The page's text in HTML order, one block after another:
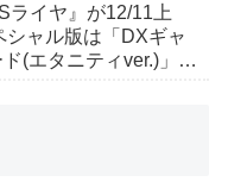
ライヤ』が12/11上
シャル版は「DXギャ
(エタニティver.)」